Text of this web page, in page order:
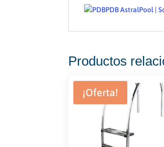
PDB AstralPool |
Productos
¡Oferta!